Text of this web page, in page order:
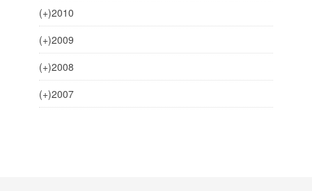
(+)2010
(+)2009
(+)2008
(+)2007